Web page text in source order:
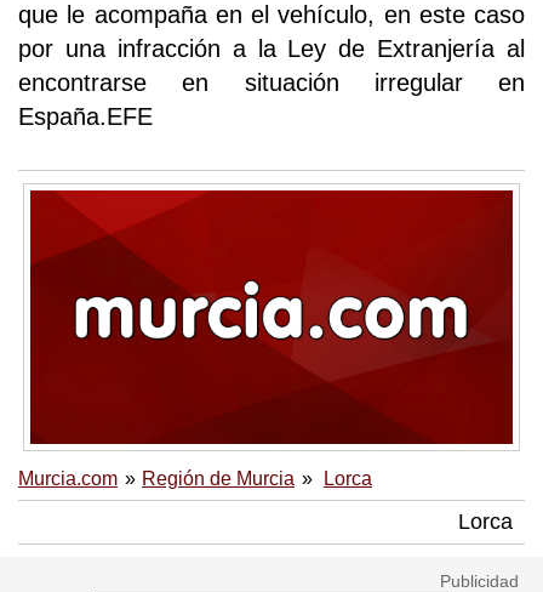
que le acompaña en el vehículo, en este caso
por una infracción a la Ley de Extranjería al
encontrarse en situación irregular en
España.EFE
Murcia.com Región de Murcia Lorca
Lorca